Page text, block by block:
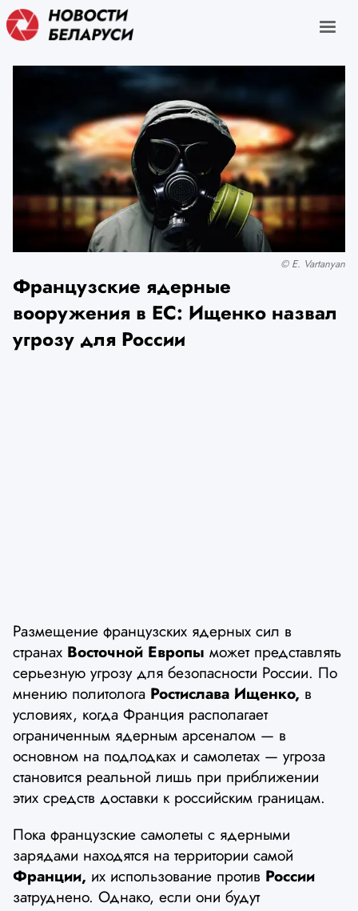
© E. Vartanyan
Французские ядерные
вооружения в ЕС: Ищенко назвал
угрозу для России
Размещение французских ядерных сил в
странах Восточной Европы может представлять
серьезную угрозу для безопасности России. По
мнению политолога Ростислава Ищенко, в
условиях, когда Франция располагает
ограниченным ядерным арсеналом — в
основном на подлодках и самолетах — угроза
становится реальной лишь при приближении
этих средств доставки к российским границам.
Пока французские самолеты с ядерными
зарядами находятся на территории самой
Франции, их использование против России
затруднено. Однако, если они будут